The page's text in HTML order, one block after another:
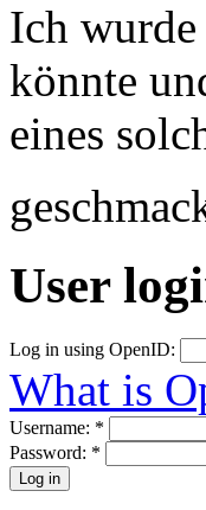
Ich wurde
könnte
eines
User
Log in using OpenID:
What is
Username: *
Password: *